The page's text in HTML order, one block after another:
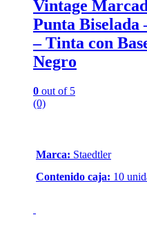
Vintage
Punta Biselada
– Tinta con
Negro
0 out of 5
(0)
Marca: Staedtler
Contenido caja: 10